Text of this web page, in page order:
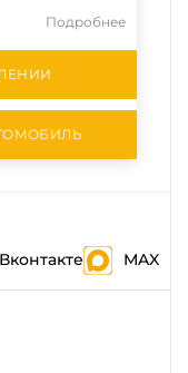
Подробнее
Вконтакте MAX